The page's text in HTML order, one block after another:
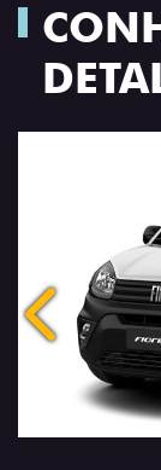
Anterior